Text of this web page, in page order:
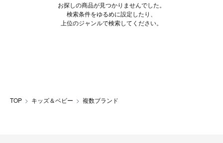
お探しの商品が見つかりませんでした。
検索条件をゆるめに設定したり、
上位のジャンルで検索してください。
TOP キッズ＆ベビー 複数ブランド